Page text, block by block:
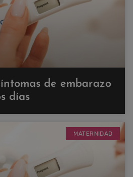
de embarazo
días
MATERNIDAD